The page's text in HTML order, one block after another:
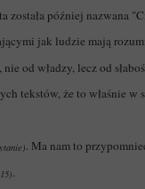
później nazwana
jak ludzie mają
od władzy, lecz od
tekstów, że to właśnie w
. Ma nam to
.